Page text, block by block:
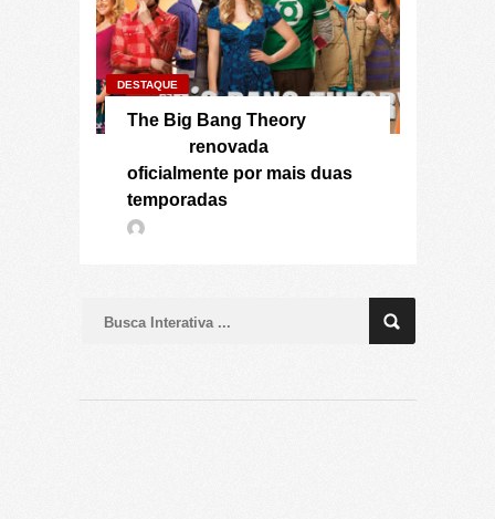
DESTAQUE
The Big Bang Theory
renovada
oficialmente por mais duas
temporadas